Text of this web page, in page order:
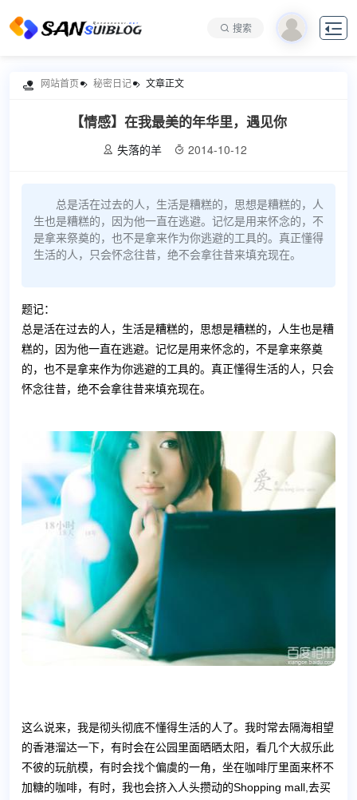
搜索 
 网站首页 秘密日记 文章正文
【情感】在我最美的年华里，遇见你
 失落的羊  2014-10-12
总是活在过去的人，生活是糟糕的，思想是糟糕的，人
生也是糟糕的，因为他一直在逃避。记忆是用来怀念的，不
是拿来祭奠的，也不是拿来作为你逃避的工具的。真正懂得
生活的人，只会怀念往昔，绝不会拿往昔来填充现在。
题记：
总是活在过去的人，生活是糟糕的，思想是糟糕的，人生也是糟
糕的，因为他一直在逃避。记忆是用来怀念的，不是拿来祭奠
的，也不是拿来作为你逃避的工具的。真正懂得生活的人，只会
怀念往昔，绝不会拿往昔来填充现在。
这么说来，我是彻头彻底不懂得生活的人了。我时常去隔海相望
的香港溜达一下，有时会在公园里面晒晒太阳，看几个大叔乐此
不彼的玩航模，有时会找个偏虞的一角，坐在咖啡厅里面来杯不
加糖的咖啡，有时，我也会挤入人头攒动的Shopping mall,去买